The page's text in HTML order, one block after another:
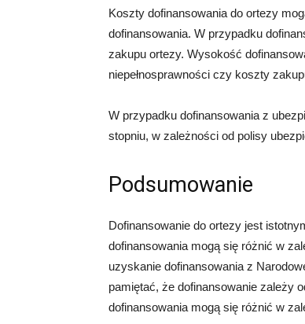
Koszty dofinansowania do ortezy
dofinansowania. W przypadku
zakupu ortezy. Wysokość
niepełnosprawności czy koszty
W przypadku dofinansowania z
stopniu, w zależności od polisy
Podsumowanie
Dofinansowanie do ortezy jest
dofinansowania mogą się różnić w
uzyskanie dofinansowania z
pamiętać, że dofinansowanie zależy
dofinansowania mogą się różnić w